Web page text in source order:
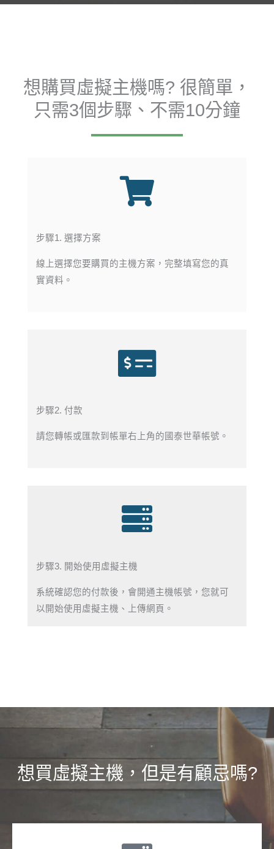
想購買虛擬主機嗎? 很簡單，
只需3個步驟、不需10分鐘
步驟1. 選擇方案
線上選擇您要購買的主機方案，完整填寫您的真
實資料。
步驟2. 付款
請您轉帳或匯款到帳單右上角的國泰世華帳號。
步驟3. 開始使用虛擬主機
系統確認您的付款後，會開通主機帳號，您就可
以開始使用虛擬主機、上傳網頁。
想買虛擬主機，但是有顧忌嗎?